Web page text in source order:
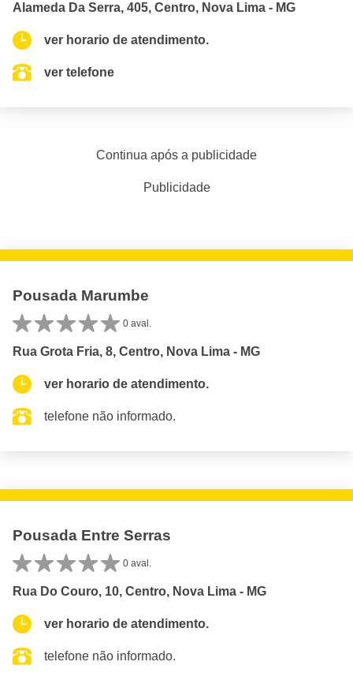
Alameda Da Serra, 405, Centro, Nova Lima - MG
ver horario de atendimento.
ver telefone
Continua após a publicidade
Publicidade
Pousada Marumbe
0 aval.
Rua Grota Fria, 8, Centro, Nova Lima - MG
ver horario de atendimento.
telefone não informado.
Pousada Entre Serras
0 aval.
Rua Do Couro, 10, Centro, Nova Lima - MG
ver horario de atendimento.
telefone não informado.